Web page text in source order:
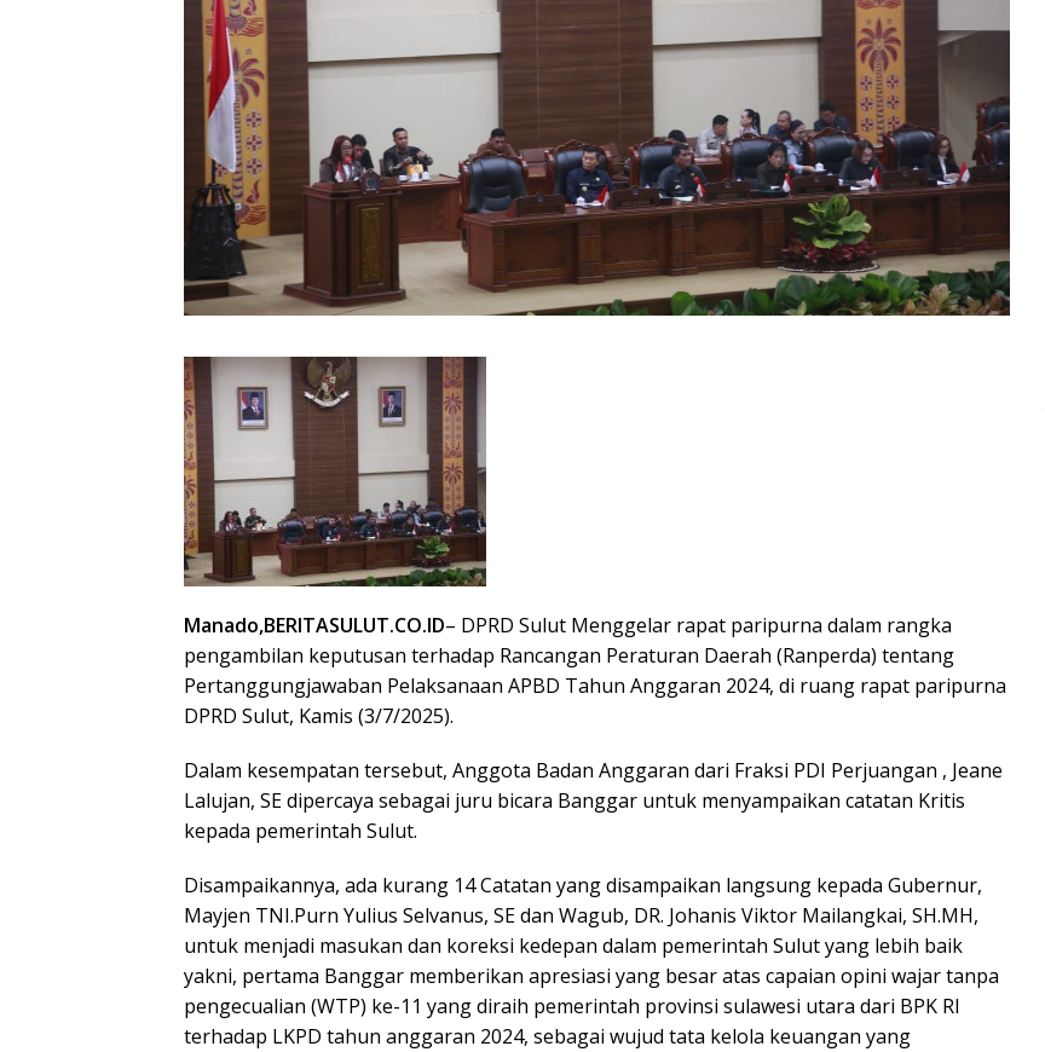
Manado,BERITASULUT.CO.ID– DPRD Sulut Menggelar rapat paripurna dalam rangka
pengambilan keputusan terhadap Rancangan Peraturan Daerah (Ranperda) tentang
Pertanggungjawaban Pelaksanaan APBD Tahun Anggaran 2024, di ruang rapat paripurna
DPRD Sulut, Kamis (3/7/2025).
Dalam kesempatan tersebut, Anggota Badan Anggaran dari Fraksi PDI Perjuangan , Jeane
Lalujan, SE dipercaya sebagai juru bicara Banggar untuk menyampaikan catatan Kritis
kepada pemerintah Sulut.
Disampaikannya, ada kurang 14 Catatan yang disampaikan langsung kepada Gubernur,
Mayjen TNI.Purn Yulius Selvanus, SE dan Wagub, DR. Johanis Viktor Mailangkai, SH.MH,
untuk menjadi masukan dan koreksi kedepan dalam pemerintah Sulut yang lebih baik
yakni, pertama Banggar memberikan apresiasi yang besar atas capaian opini wajar tanpa
pengecualian (WTP) ke-11 yang diraih pemerintah provinsi sulawesi utara dari BPK RI
terhadap LKPD tahun anggaran 2024, sebagai wujud tata kelola keuangan yang